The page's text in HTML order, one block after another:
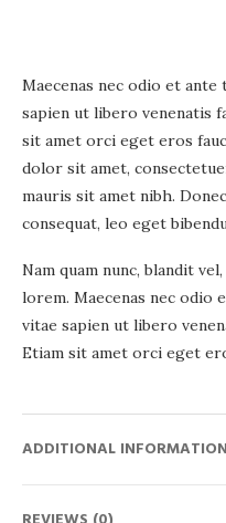
Maecenas nec odio et
sapien ut libero venenatis
sit amet orci eget eros
dolor sit amet,
mauris sit amet nibh.
consequat, leo eget
Nam quam nunc, blandit
lorem. Maecenas nec odio
vitae sapien ut libero
Etiam sit amet orci eget
ADDITIONAL INFORMATION